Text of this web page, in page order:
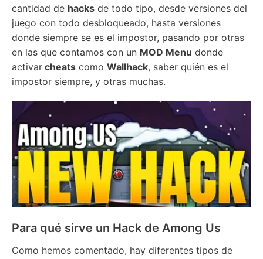
cantidad de hacks de todo tipo, desde versiones del
juego con todo desbloqueado, hasta versiones
donde siempre se es el impostor, pasando por otras
en las que contamos con un MOD Menu donde
activar cheats como Wallhack, saber quién es el
impostor siempre, y otras muchas.
Para qué sirve un Hack de Among Us
Como hemos comentado, hay diferentes tipos de